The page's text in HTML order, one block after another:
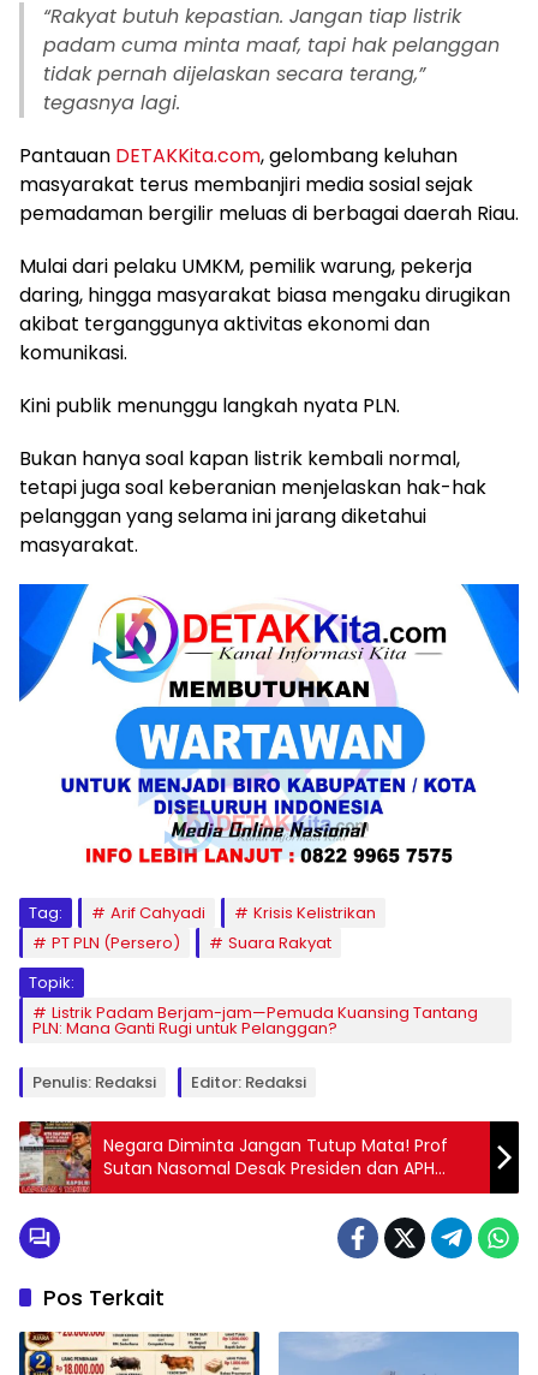
“Rakyat butuh kepastian. Jangan tiap listrik
padam cuma minta maaf, tapi hak pelanggan
tidak pernah dijelaskan secara terang,”
tegasnya lagi.
Pantauan DETAKKita.com, gelombang keluhan
masyarakat terus membanjiri media sosial sejak
pemadaman bergilir meluas di berbagai daerah Riau.
Mulai dari pelaku UMKM, pemilik warung, pekerja
daring, hingga masyarakat biasa mengaku dirugikan
akibat terganggunya aktivitas ekonomi dan
komunikasi.
Kini publik menunggu langkah nyata PLN.
Bukan hanya soal kapan listrik kembali normal,
tetapi juga soal keberanian menjelaskan hak-hak
pelanggan yang selama ini jarang diketahui
masyarakat.
Tag: Arif Cahyadi
Krisis Kelistrikan
PT PLN (Persero)
Suara Rakyat
Topik:
Listrik Padam Berjam-jam—Pemuda Kuansing Tantang
PLN: Mana Ganti Rugi untuk Pelanggan?
Penulis: Redaksi Editor: Redaksi
Negara Diminta Jangan Tutup Mata! Prof
Sutan Nasomal Desak Presiden dan APH
Periksa Bupati Rohil
Pos Terkait